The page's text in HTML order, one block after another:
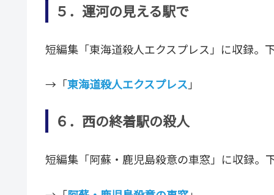
５．運河の見える駅で
短編集「東海道殺人エクスプレス」に収録
→「東海道殺人エクスプレス」
６．西の終着駅の殺人
短編集「阿蘇・鹿児島殺意の車窓」に収録